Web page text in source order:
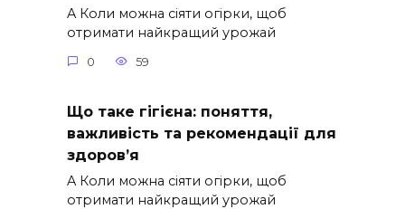
A Коли можна сіяти огірки, щоб
отримати найкращий урожай
0 59
Що таке гігієна: поняття,
важливість та рекомендації для
здоров’я
A Коли можна сіяти огірки, щоб
отримати найкращий урожай